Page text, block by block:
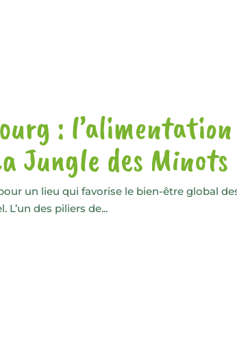
:
Jungle des Minots
un lieu qui favorise le bien-être global
des piliers de...